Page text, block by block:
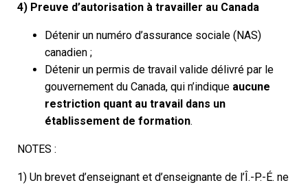
4) Preuve d’autorisation à travailler au Canada
Détenir un numéro d’assurance sociale (NAS)
canadien ;
Détenir un permis de travail valide délivré par le
gouvernement du Canada, qui n’indique aucune
restriction quant au travail dans un
établissement de formation.
NOTES :
1) Un brevet d’enseignant et d’enseignante de l’Î.-P.-É. ne